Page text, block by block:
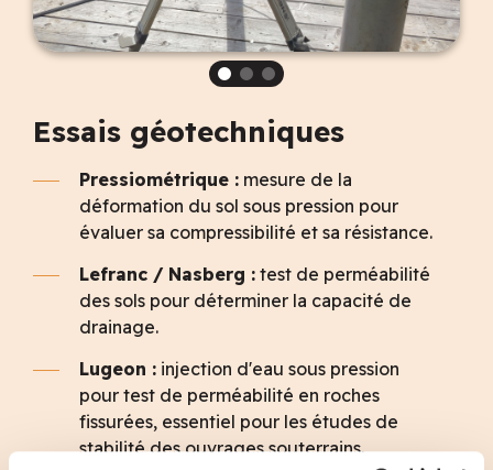
Essais géotechniques
Pressiométrique : mesure de la
déformation du sol sous pression pour
évaluer sa compressibilité et sa résistance.
Lefranc / Nasberg : test de perméabilité
des sols pour déterminer la capacité de
drainage.
Lugeon : injection d'eau sous pression
pour test de perméabilité en roches
fissurées, essentiel pour les études de
stabilité des ouvrages souterrains.